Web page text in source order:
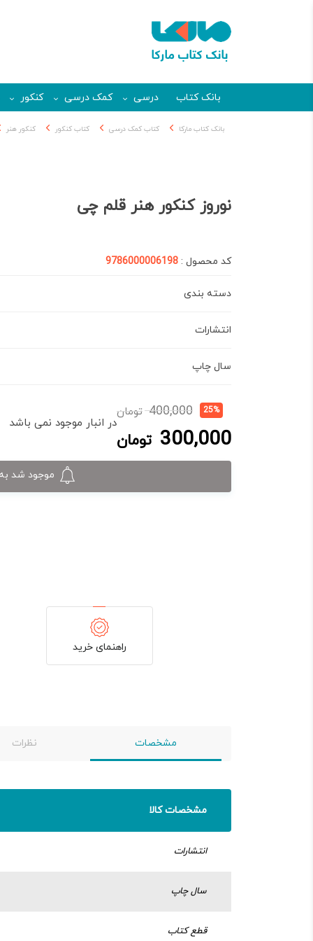
بانک کتاب درسی کمک درسی کنکور
بانک کتاب مارکا کتاب کمک درسی کتاب کنکور کنکور هنر
نوروز کنکور هنر قلم چی
کد محصول : 9786000006198
دسته بندی
انتشارات
سال چاپ
25%
400,000 تومانقیمت
اصلی:
بود.
300,000 تومان
قیمت
فعلی:
در انبار موجود نمی باشد
موجود شد
راهنمای خرید
مشخصات نظرات
مشخصات کالا
انتشارات
سال چاپ
قطع کتاب